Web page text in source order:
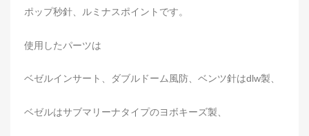
ポップ秒針、ルミナスポイントです。
使用したパーツは
ベゼルインサート、ダブルドーム風防、ベンツ針はdlw製、
ベゼルはサブマリーナタイプのヨボキーズ製、